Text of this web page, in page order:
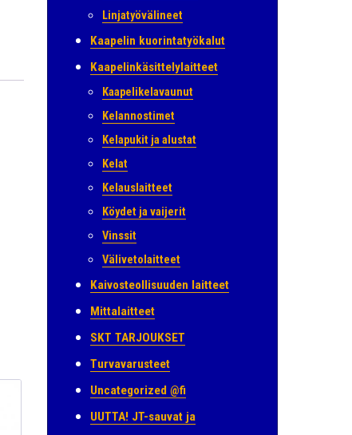
Linjatyövälineet
Kaapelin kuorintatyökalut
Kaapelinkäsittelylaitteet
Kaapelikelavaunut
Kelannostimet
Kelapukit ja alustat
Kelat
Kelauslaitteet
Köydet ja vaijerit
Vinssit
Välivetolaitteet
Kaivosteollisuuden laitteet
Mittalaitteet
SKT TARJOUKSET
Turvavarusteet
Uncategorized @fi
UUTTA! JT-sauvat ja